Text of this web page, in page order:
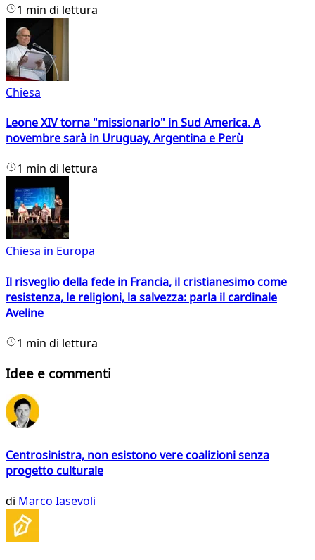
1 min di lettura
Chiesa
Leone XIV torna "missionario" in Sud America. A
novembre sarà in Uruguay, Argentina e Perù
1 min di lettura
Chiesa in Europa
Il risveglio della fede in Francia, il cristianesimo come
resistenza, le religioni, la salvezza: parla il cardinale
Aveline
1 min di lettura
Idee e commenti
Centrosinistra, non esistono vere coalizioni senza
progetto culturale
di Marco Iasevoli